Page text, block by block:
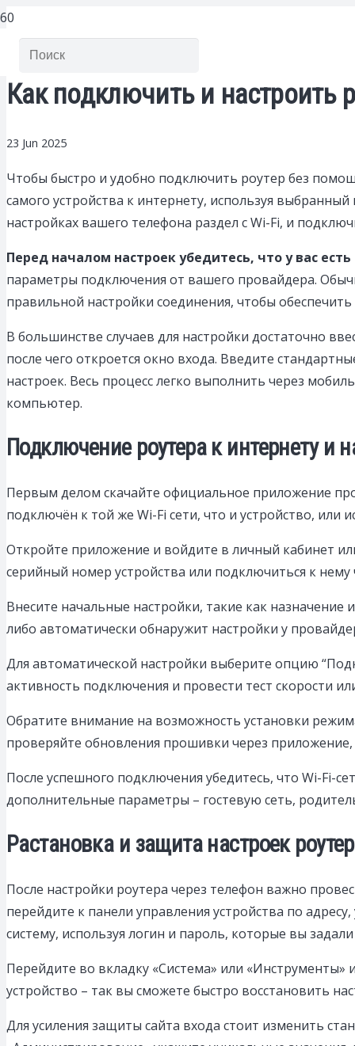
Как подключить и настроить
23 Jun 2025
Чтобы быстро и удобно подключить роутер без
самого устройства к интернету, используя
настройках вашего телефона раздел с Wi-Fi, и
Перед началом настроек убедитесь, что у вас
параметры подключения от вашего провайдера.
правильной настройки соединения, чтобы
В большинстве случаев для настройки достаточно
после чего откроется окно входа. Введите
настроек. Весь процесс легко выполнить через
компьютер.
Подключение роутера к интернету и
Первым делом скачайте официальное приложение
подключён к той же Wi-Fi сети, что и устройство,
Откройте приложение и войдите в личный кабинет
серийный номер устройства или подключиться к
Внесите начальные настройки, такие как
либо автоматически обнаружит настройки у
Для автоматической настройки выберите опцию
активность подключения и провести тест скорости
Обратите внимание на возможность установки
проверяйте обновления прошивки через
После успешного подключения убедитесь, что Wi-Fi-
дополнительные параметры – гостевую сеть,
Растановка и защита настроек
После настройки роутера через телефон важно
перейдите к панели управления устройства по
систему, используя логин и пароль, которые вы
Перейдите во вкладку «Система» или «Инструменты»
устройство – так вы сможете быстро восстановить
Для усиления защиты сайта входа стоит изменить